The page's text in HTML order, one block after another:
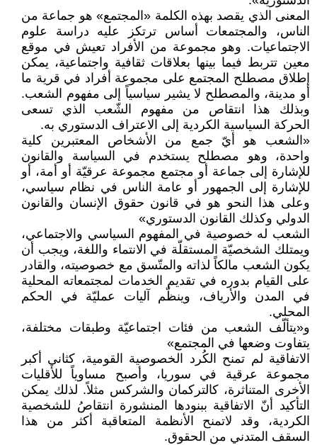
المعنى الذي يقصد بهذه الكلمة «المجتمع» هو جماعة من
الناس، والمجتمعات أساس ترتكز عليه دراسة علوم
الاجتماعيات. وهو مجموعة من الأفراد تعيش في موقع
معين تتربط فيما بينها بعلاقات ثقافية واجتماعية، يمكن
إطلاق مصطلح المجتمع على مجموعة أفراد في قرية ما
أو مدينة، والمصطلح لا يشير سياسياً إلى مفهوم الشعب.
وبذلك هذا انتقاص من مفهوم الشّعب الذي تسعى
الحركة السياسية الكردية إلى الاعتراف الدستوري به.
«الشعب هو أيّ جمع من الأشخاص المعتبرين كلية
واحدة، وهو مصطلح يستخدم في السياسة والقانون
للإشارة إلى جماعة أو مجتمع مجموعة عرقيّة أو أمة، أو
للإشارة إلى الجمهور أو عامة الناس في نظام سياسي،
وعلى هذا النحو هو في قانون حقوق الإنسان والقانون
الدولي وكذلك القانون الدستوري»
الشعب له خصوصية في المفهوم السياسي والاجتماعي،
ويمتلك الشخصيّة المستقلّة في الانتماء واللغة، ويجب أن
يكون الشعب مالكاً لذاته والمتّسق مع خصوصيته، والقادر
على القيام بدوره في تقديم الخدمات لمجتمعاته المحلية
في المدن والأرياف، وينظّم آليات عمليّة في الحكم
المحلي.
و«يتألّف الشعب من فئات اجتماعيّة وطبقات مختلفة،
يتفاوت وضعها في المجتمع»
الاتفاقية لم تمنح الكُرد الخصوصية القومية، كثاني أكبر
مجموعة عرقية في سوريا، وأصبح مساوياً للأقليات
الأخرى المتناثرة، كالتركمان والشركس مثلاً. لذلك يمكن
التأكيد أنّ الاتفاقية ببنودها المنشورة انتقاصُ للشخصية
الكردية، وقد لاتمنح الأنظمة المتعاقبة أكثر من هذا
السقف المتدني من الحقوق.